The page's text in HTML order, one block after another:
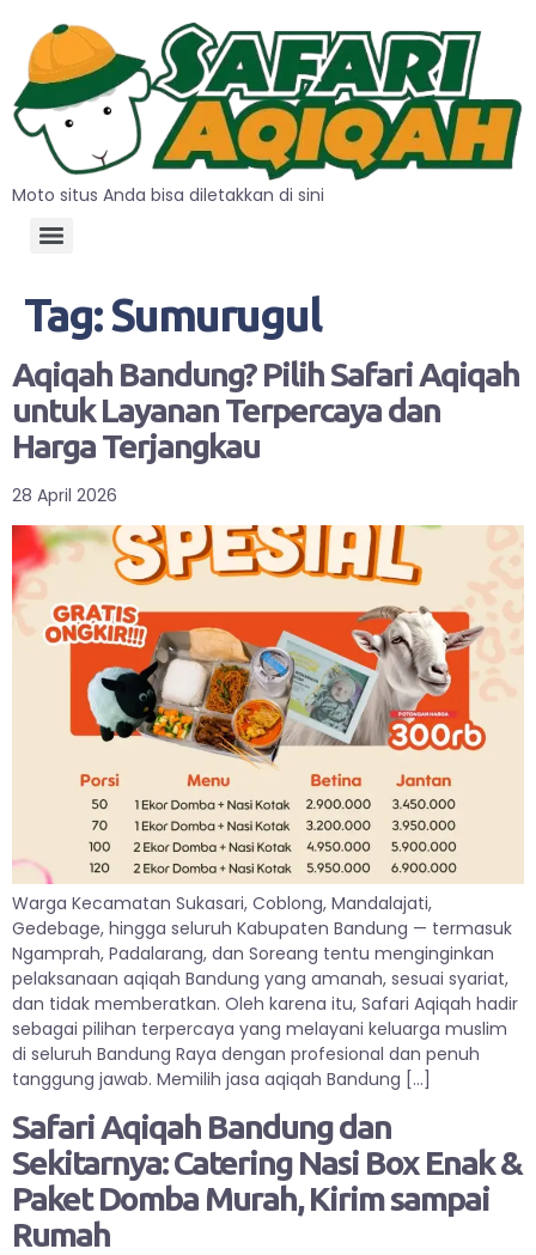
Moto situs Anda bisa diletakkan di sini
Tag:Sumurugul
Aqiqah Bandung? Pilih Safari Aqiqah
untuk Layanan Terpercaya dan
Harga Terjangkau
28 April 2026
Warga Kecamatan Sukasari, Coblong, Mandalajati,
Gedebage, hingga seluruh Kabupaten Bandung — termasuk
Ngamprah, Padalarang, dan Soreang tentu menginginkan
pelaksanaan aqiqah Bandung yang amanah, sesuai syariat,
dan tidak memberatkan. Oleh karena itu, Safari Aqiqah hadir
sebagai pilihan terpercaya yang melayani keluarga muslim
di seluruh Bandung Raya dengan profesional dan penuh
tanggung jawab. Memilih jasa aqiqah Bandung […]
Safari Aqiqah Bandung dan
Sekitarnya: Catering Nasi Box Enak &
Paket Domba Murah, Kirim sampai
Rumah